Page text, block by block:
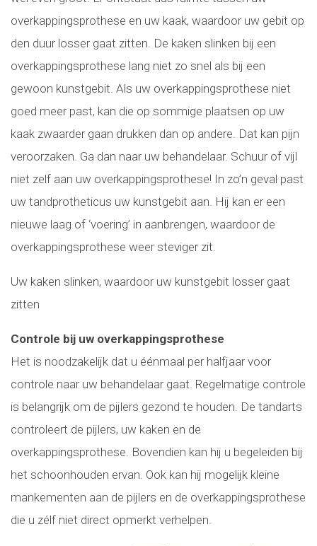
overkappingsprothese en uw kaak, waardoor uw gebit op
den duur losser gaat zitten. De kaken slinken bij een
overkappingsprothese lang niet zo snel als bij een
gewoon kunstgebit. Als uw overkappingsprothese niet
goed meer past, kan die op sommige plaatsen op uw
kaak zwaarder gaan drukken dan op andere. Dat kan pijn
veroorzaken. Ga dan naar uw behandelaar. Schuur of vijl
niet zelf aan uw overkappingsprothese! In zo’n geval past
uw tandprotheticus uw kunstgebit aan. Hij kan er een
nieuwe laag of ‘voering’ in aanbrengen, waardoor de
overkappingsprothese weer steviger zit.
Uw kaken slinken, waardoor uw kunstgebit losser gaat
zitten
Controle bij uw overkappingsprothese
Het is noodzakelijk dat u éénmaal per halfjaar voor
controle naar uw behandelaar gaat. Regelmatige controle
is belangrijk om de pijlers gezond te houden. De tandarts
controleert de pijlers, uw kaken en de
overkappingsprothese. Bovendien kan hij u begeleiden bij
het schoonhouden ervan. Ook kan hij mogelijk kleine
mankementen aan de pijlers en de overkappingsprothese
die u zélf niet direct opmerkt verhelpen.